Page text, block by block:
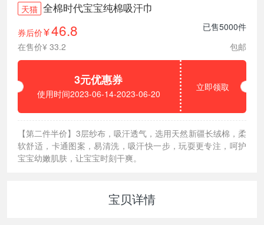
天猫 全棉时代宝宝纯棉吸汗巾
券后价¥46.8
已售5000件
在售价¥ 33.2
包邮
3元优惠券
使用时间2023-06-14-2023-06-20
立即领取
【第二件半价】3层纱布，吸汗透气，选用天然新疆长绒棉，柔
软舒适，卡通图案，易清洗，吸汗快一步，玩耍更专注，呵护
宝宝幼嫩肌肤，让宝宝时刻干爽。
宝贝详情